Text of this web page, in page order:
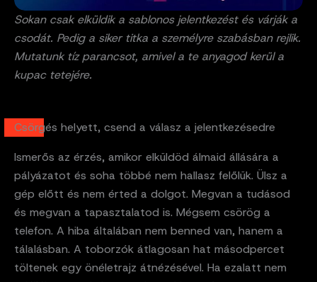
Sokan csak elküldik a sablonos jelentkezést és várják a
csodát. Pedig a siker titka a személyre szabásban rejlik.
Mutatunk tíz parancsot, amivel a te anyagod kerül a
kupac tetejére.
Csörgés helyett, csend a válasz a jelentkezésedre
Ismerős az érzés, amikor elküldöd álmaid állására a
pályázatot és soha többé nem hallasz felőlük. Ülsz a
gép előtt és nem érted a dolgot. Megvan a tudásod
és megvan a tapasztalatod is. Mégsem csörög a
telefon. A hiba általában nem benned van, hanem a
tálalásban. A toborzók átlagosan hat másodpercet
töltenek egy önéletrajz átnézésével. Ha ezalatt nem